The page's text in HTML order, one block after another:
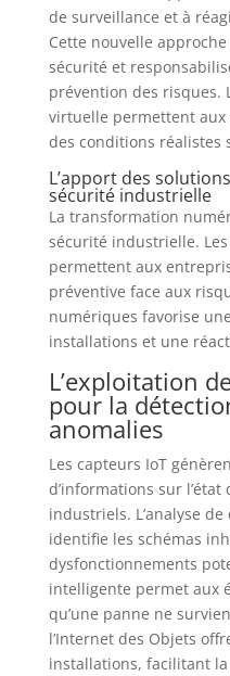
de surveillance et à
Cette nouvelle
sécurité et
prévention des risques.
virtuelle permettent aux
des conditions réalistes
L’apport des
sécurité industrielle
La transformation
sécurité industrielle.
permettent aux
préventive face aux
numériques favorise
installations et une
L’exploitation
pour la
anomalies
Les capteurs IoT
d’informations sur
industriels. L’analyse
identifie les schémas
dysfonctionnements
intelligente permet aux
qu’une panne ne
l’Internet des Objets
installations, facilitant